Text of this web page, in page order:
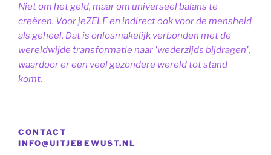
Niet om het geld, maar om universeel balans te
creëren. Voor jeZELF en indirect ook voor de mensheid
als geheel. Dat is onlosmakelijk verbonden met de
wereldwijde transformatie naar 'wederzijds bijdragen',
waardoor er een veel gezondere wereld tot stand
komt.
CONTACT
INFO@UITJEBEWUST.NL